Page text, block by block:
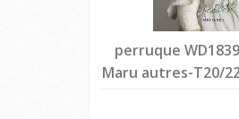
perruque
Maru autres-T20/